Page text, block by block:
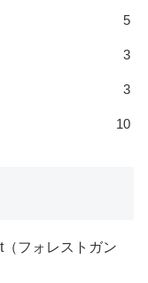
5
3
3
10
フォレストガン